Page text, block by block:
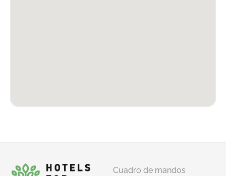
Cuadro de mandos